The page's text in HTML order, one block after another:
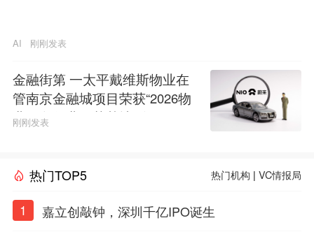
AI 刚刚发表
金融街第 一太平戴维斯物业在
管南京金融城项目荣获“2026物
业服务行业示范基地”称号
刚刚发表
热门TOP5 热门机构 |VC情报局
1 嘉立创敲钟，深圳千亿IPO诞生